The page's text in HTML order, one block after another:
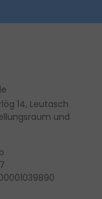
14, Leutasch
und